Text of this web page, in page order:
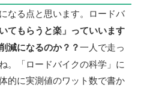
なる点と思います。ロードバ
いてもらうと楽」っていいます
減になるのか？？一人で走っ
。「ロードバイクの科学」に
的に実測値のワット数で書か